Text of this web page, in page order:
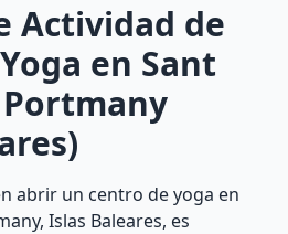
Actividad de
en Sant
abrir un centro de yoga en
Islas Baleares, es